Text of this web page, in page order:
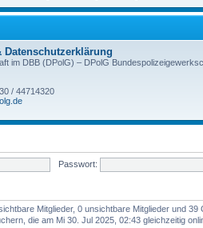
Datenschutzerklärung
im DBB (DPolG) – DPolG
/ 44714320
Passwort:
Mitglieder, 0 unsichtbare Mitglieder und
die am Mi 30. Jul 2025, 02:43 gleichzeitig